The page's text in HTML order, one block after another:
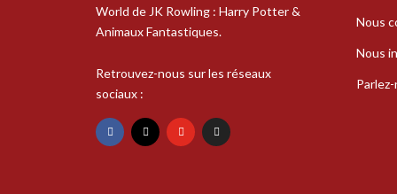
World de JK Rowling : Harry Potter &
Animaux Fantastiques.
Retrouvez-nous sur les réseaux
sociaux :
Nous
Nous